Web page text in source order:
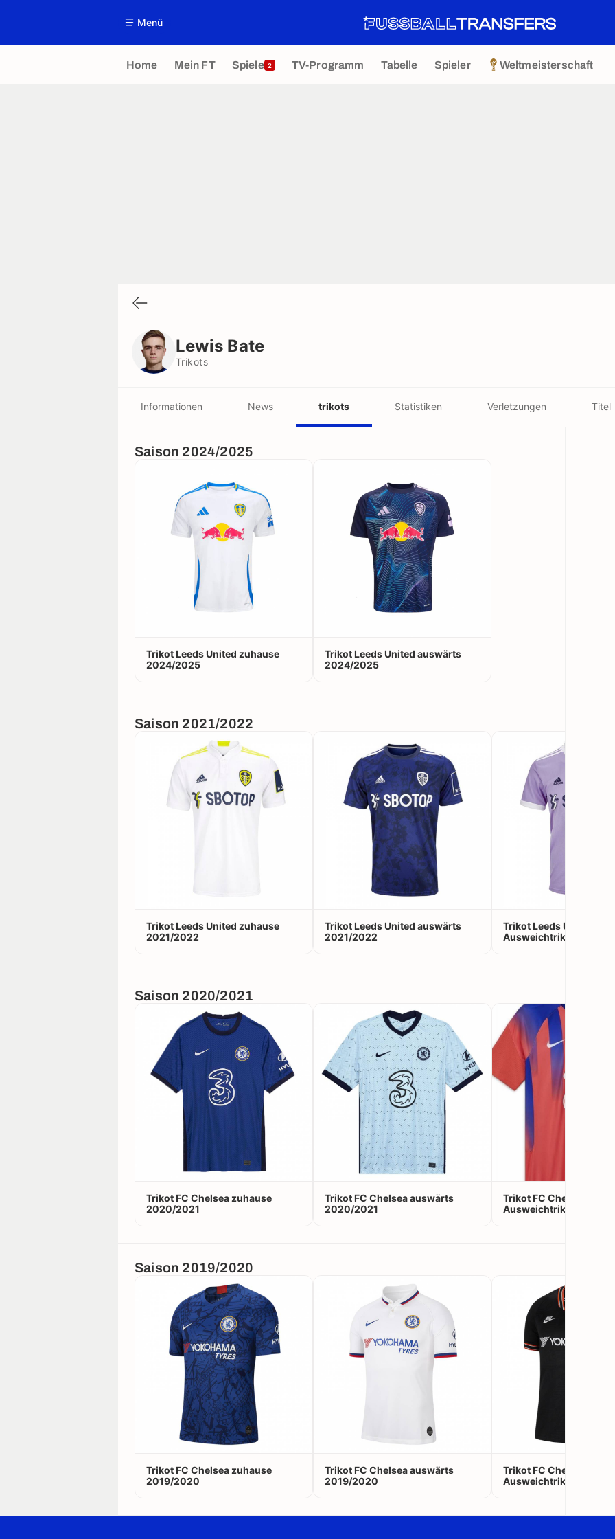
Menü
Home Mein FT Spiele 2 TV-Programm Tabelle Spieler Weltmeisterschaft
Lewis Bate
Trikots
Informationen News trikots Statistiken Verletzungen Titel
Saison 2024/2025
Trikot Leeds United zuhause
2024/2025
Trikot Leeds United auswärts
2024/2025
Saison 2021/2022
Trikot Leeds United zuhause
2021/2022
Trikot Leeds United auswärts
2021/2022
Trikot Leeds United
Ausweichtrikot 2021/
Saison 2020/2021
Trikot FC Chelsea zuhause
2020/2021
Trikot FC Chelsea auswärts
2020/2021
Trikot FC Chelsea
Ausweichtrikot 2020/
Saison 2019/2020
Trikot FC Chelsea zuhause
2019/2020
Trikot FC Chelsea auswärts
2019/2020
Trikot FC Chelsea
Ausweichtrikot 2019/